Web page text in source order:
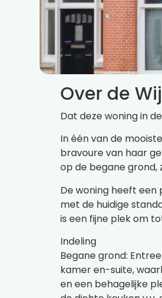
Over de
Dat deze woning in
In één van de
bravoure van haar
op de begane
De woning heeft
met de huidige
is een fijne plek om
Indeling
Begane grond:
kamer en-suite,
en een behagelijke